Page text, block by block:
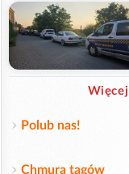
Polub nas!
Chmura tagów